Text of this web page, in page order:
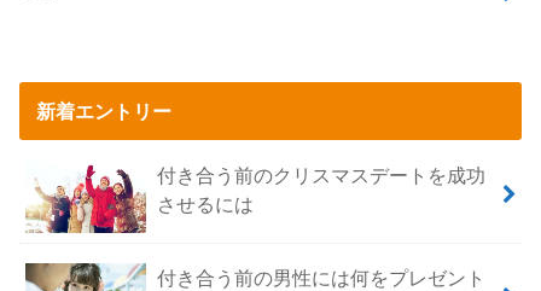
新着エントリー
付き合う前のクリスマスデートを成功
させるには
付き合う前の男性には何をプレゼント